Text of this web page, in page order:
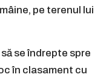
pe terenul lui
se îndrepte spre
în clasament cu